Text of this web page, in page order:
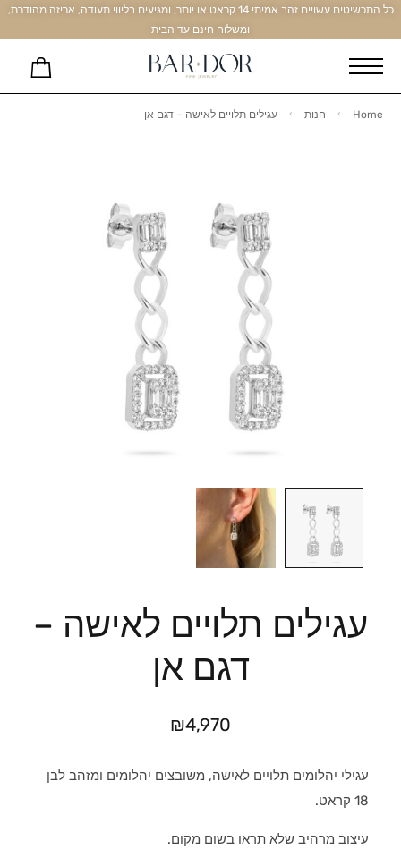
כל התכשיטים עשויים זהב אמיתי 14 קראט או יותר, ומגיעים בליווי תעודה, אריזה מהודרת,
ומשלוח חינם עד הבית
Home חנות עגילים תלויים לאישה – דגם אן
עגילים תלויים לאישה –
דגם אן
₪4,970
עגילי יהלומים תלויים לאישה, משובצים יהלומים ומזהב לבן
18 קראט.
עיצוב מרהיב שלא תראו בשום מקום.